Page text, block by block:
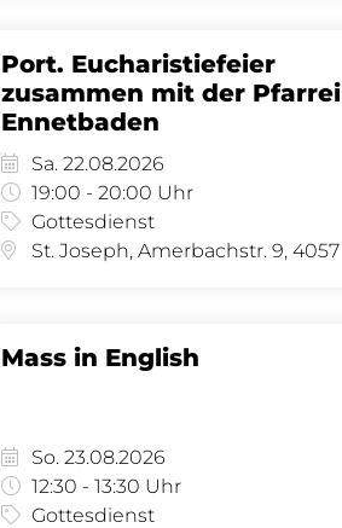
Port. Eucharistiefeier
zusammen mit der Pfarrei
Ennetbaden
Sa. 22.08.2026
19:00 - 20:00 Uhr
Gottesdienst
Mass in English
So. 23.08.2026
12:30 - 13:30 Uhr
Gottesdienst